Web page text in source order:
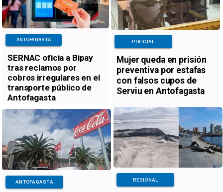
SERNAC oficia a Bipay
tras reclamos por
cobros irregulares en el
transporte público de
Antofagasta
ANTOFAGASTA
Mujer queda en prisión
preventiva por estafas
con falsos cupos de
Serviu en Antofagasta
POLICIAL
ANTOFAGASTA REGIONAL